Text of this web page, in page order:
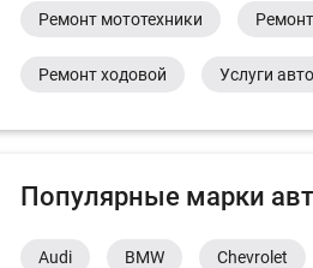
Ремонт мототехники
Ремонт ходовой Услуги
Популярные марки
Audi BMW Chevrolet